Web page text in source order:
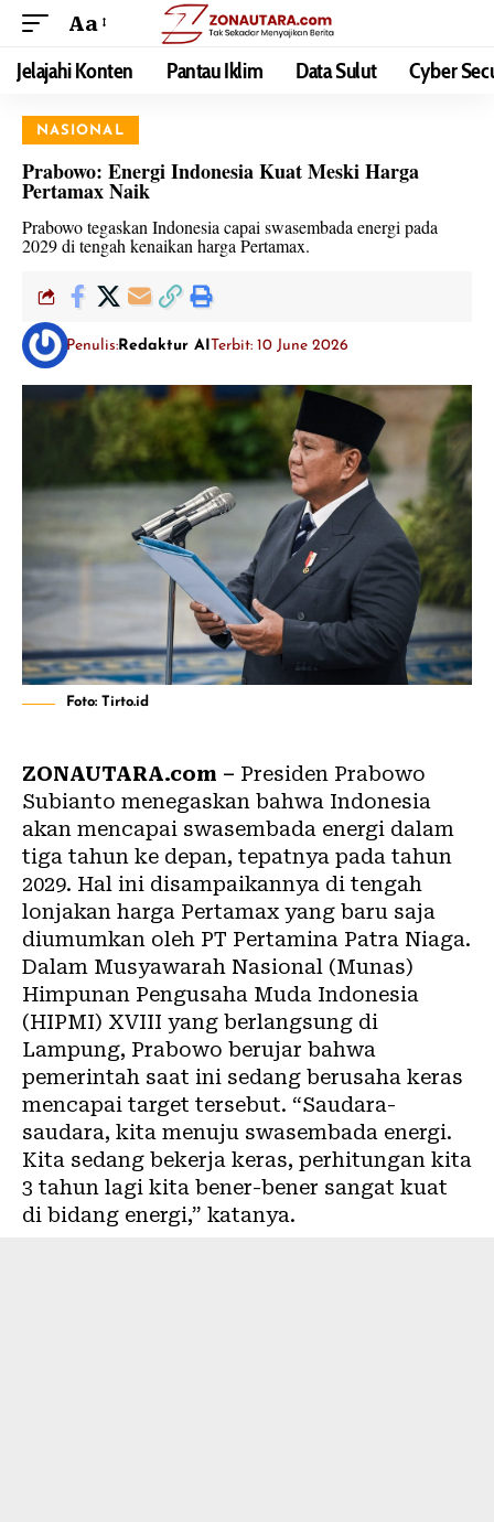
Aa
Jelajahi Konten Pantau Iklim Data Sulut Cyber
NASIONAL
Prabowo: Energi Indonesia Kuat Meski Harga
Pertamax Naik
Prabowo tegaskan Indonesia capai swasembada energi pada
2029 di tengah kenaikan harga Pertamax.
Penulis: Redaktur AITerbit: 10 June 2026
Foto: Tirto.id
ZONAUTARA.com – Presiden Prabowo
Subianto menegaskan bahwa Indonesia
akan mencapai swasembada energi dalam
tiga tahun ke depan, tepatnya pada tahun
2029. Hal ini disampaikannya di tengah
lonjakan harga Pertamax yang baru saja
diumumkan oleh PT Pertamina Patra Niaga.
Dalam Musyawarah Nasional (Munas)
Himpunan Pengusaha Muda Indonesia
(HIPMI) XVIII yang berlangsung di
Lampung, Prabowo berujar bahwa
pemerintah saat ini sedang berusaha keras
mencapai target tersebut. “Saudara-
saudara, kita menuju swasembada energi.
Kita sedang bekerja keras, perhitungan kita
3 tahun lagi kita bener-bener sangat kuat
di bidang energi,” katanya.